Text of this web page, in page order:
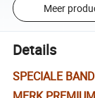
Meer
Details
SPECIALE